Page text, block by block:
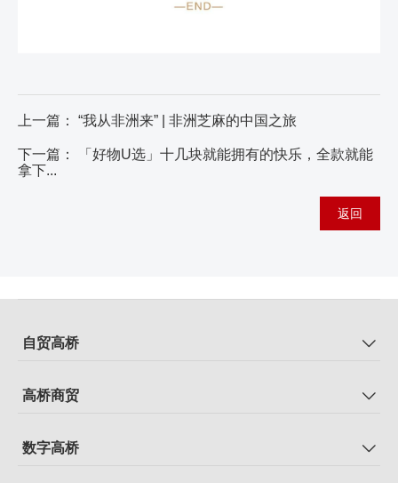
上一篇： “我从非洲来” | 非洲芝麻的中国之旅
下一篇：
「好物U选」十几块就能拥有的快乐，全款就能
拿下...
返回
自贸高桥
高桥商贸
数字高桥